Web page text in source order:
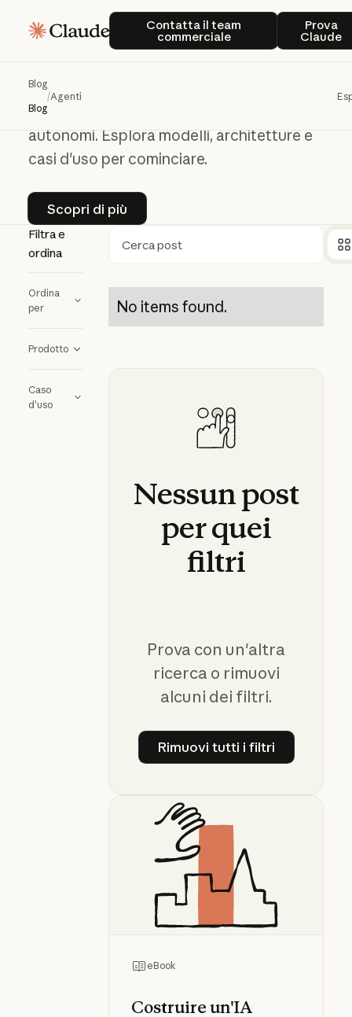
Contatta il team
commerciale
Contatta il team commerciale
Prova
Claude
Blog
Blog
/Agenti
Agenti
Agenti
Scopri come sviluppare agenti IA
autonomi. Esplora modelli, architetture e
casi d'uso per cominciare.
Scopri di più
Scopri di più
Filtra e
ordina
Ordina
per
Prodotto
Caso
d'uso
Ricerca
No items found.
Nessunpost
perquei
filtri
Prova con un'altra
ricerca o rimuovi
alcuni dei filtri.
Rimuovi tutti i filtri
Rimuovi tutti i filtri
eBook
Costruire un'IA